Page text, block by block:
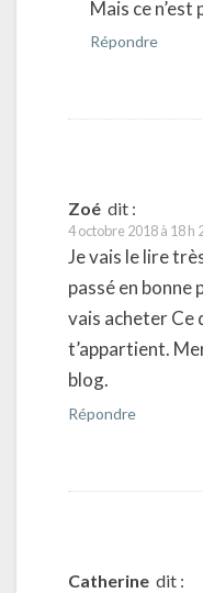
Mais ce n’est
Répondre
Zoé dit :
4 octobre 2018 à 18 h
Je vais le lire
passé en bonne
vais acheter
t’appartient.
blog.
Répondre
Catherine dit :